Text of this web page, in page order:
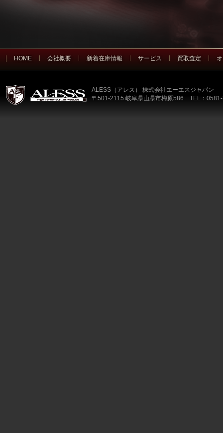
HOME 会社概要 新着在庫情報 サービス 買取査定
ALESS（アレス） 株式会社エーエスジャパン
〒501-2115 岐阜県山県市梅原586 TEL：